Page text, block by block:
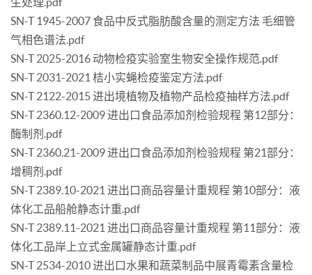
SN-T 1945-2007 食品中反式脂肪酸含量的测定方法 毛细管
气相色谱法.pdf
SN-T 2025-2016 动物检疫实验室生物安全操作规范.pdf
SN-T 2031-2021 桔小实蝇检疫鉴定方法.pdf
SN-T 2122-2015 进出境植物及植物产品检疫抽样方法.pdf
SN-T 2360.12-2009 进出口食品添加剂检验规程 第12部分：
酶制剂.pdf
SN-T 2360.21-2009 进出口食品添加剂检验规程 第21部分：
增稠剂.pdf
SN-T 2389.10-2021 进出口商品容量计重规程 第10部分：液
体化工品船舱静态计重.pdf
SN-T 2389.11-2021 进出口商品容量计重规程 第11部分：液
体化工品岸上立式金属罐静态计重.pdf
SN-T 2534-2010 进出口水果和蔬菜制品中展青霉素含量检